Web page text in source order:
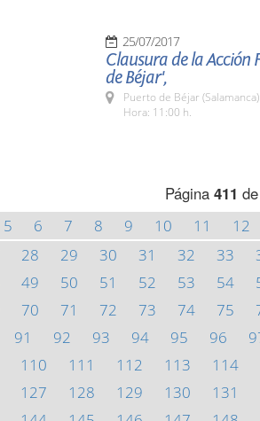
25/07/2017
Clausura de la Acción
de Béjar',
Puerto de Béjar (Salamanca)
Hora: 11:00 h.
Página 411 de
5 6 7 8 9 10 11 12
28 29 30 31 32 33
49 50 51 52 53 54
70 71 72 73 74 75
91 92 93 94 95 96
110 111 112 113 114
127 128 129 130 131